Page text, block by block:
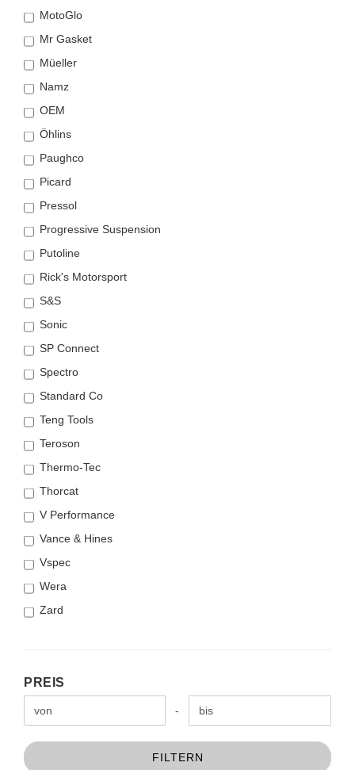
MotoGlo
Mr Gasket
Müeller
Namz
OEM
Öhlins
Paughco
Picard
Pressol
Progressive Suspension
Putoline
Rick's Motorsport
S&S
Sonic
SP Connect
Spectro
Standard Co
Teng Tools
Teroson
Thermo-Tec
Thorcat
V Performance
Vance & Hines
Vspec
Wera
Zard
PREIS
PREIS
Preis bis -
FILTERN